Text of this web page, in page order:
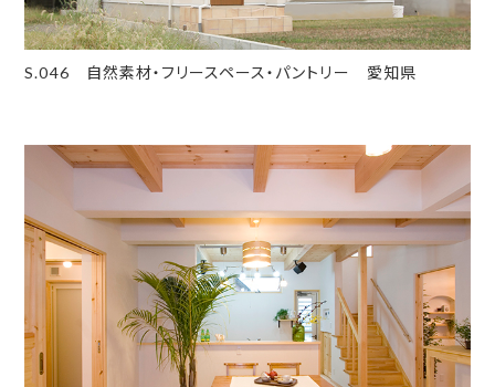
S.046 自然素材・フリースペース・パントリー 愛知県